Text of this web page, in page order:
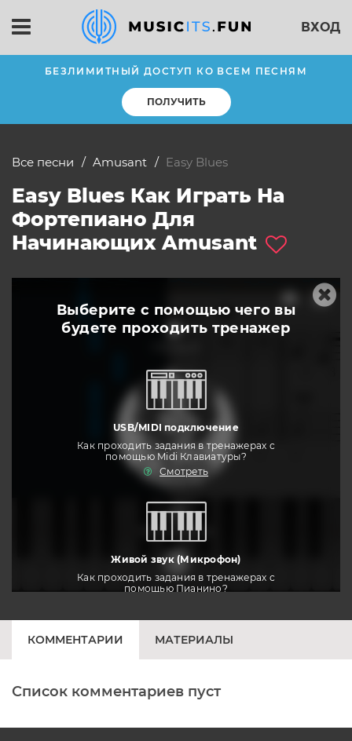
ВХОД
БЕЗЛИМИТНЫЙ ДОСТУП КО ВСЕМ ПЕСНЯМ
ПОЛУЧИТЬ
Все песни amusant Easy Blues
Easy Blues Как Играть На
Фортепиано Для
Начинающих Amusant
Выберите с помощью чего вы
будете проходить тренажер
USB/MIDI подключение
Как проходить задания в тренажерах с
помощью Midi Клавиатуры?
Смотреть
Живой звук (Микрофон)
Как проходить задания в тренажерах с
помощью Пианино?
Печатная клавиатура
тренировать
КОММЕНТАРИИ МАТЕРИАЛЫ
Список комментариев пуст